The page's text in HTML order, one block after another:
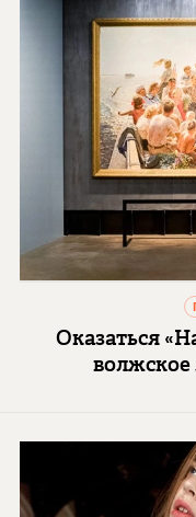
Оказаться
волжское